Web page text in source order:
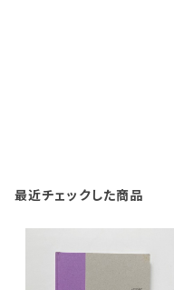
最近チェックした商品